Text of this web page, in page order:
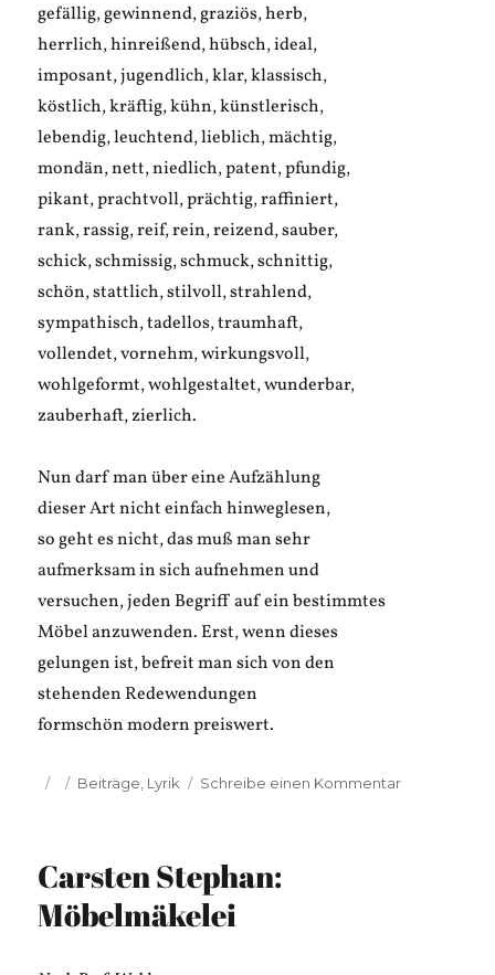
gefällig, gewinnend, graziös, herb,
herrlich, hinreißend, hübsch, ideal,
imposant, jugendlich, klar, klassisch,
köstlich, kräftig, kühn, künstlerisch,
lebendig, leuchtend, lieblich, mächtig,
mondän, nett, niedlich, patent, pfundig,
pikant, prachtvoll, prächtig, raffiniert,
rank, rassig, reif, rein, reizend, sauber,
schick, schmissig, schmuck, schnittig,
schön, stattlich, stilvoll, strahlend,
sympathisch, tadellos, traumhaft,
vollendet, vornehm, wirkungsvoll,
wohlgeformt, wohlgestaltet, wunderbar,
zauberhaft, zierlich.
Nun darf man über eine Aufzählung
dieser Art nicht einfach hinweglesen,
so geht es nicht, das muß man sehr
aufmerksam in sich aufnehmen und
versuchen, jeden Begriff auf ein bestimmtes
Möbel anzuwenden. Erst, wenn dieses
gelungen ist, befreit man sich von den
stehenden Redewendungen
formschön modern preiswert.
Veröffentlicht
Kategorien
Beiträge Lyrik Schreibe einen Kommentarzu
Carsten Stephan:
Möbelmäkelei